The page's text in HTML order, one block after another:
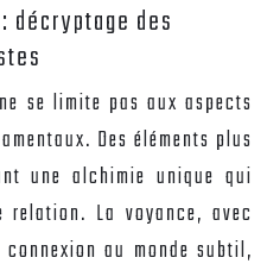
décryptage des
se limite pas aux aspects
Des éléments plus
une alchimie unique qui
relation. La voyance, avec
au monde subtil,